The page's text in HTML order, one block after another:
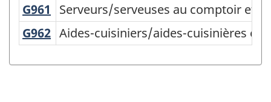
Classification
type
G961
Serveurs/serveuses au comptoir
Serveurs/serveuses au comptoir et
G962 Aides-cuisiniers/aides-cuisinières
Aides-cuisiniers/aides-cuisinières et